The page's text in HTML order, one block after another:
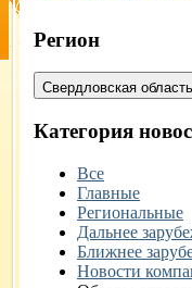
Мои объявления
В рамках
Фильтры
Регион
Свердловская область
Категория
Все
Главные
Региональные
Дальнее
Ближнее
Новости